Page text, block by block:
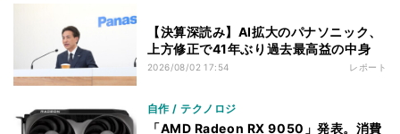
【決算深読み】AI拡大のパナソニック、
上方修正で41年ぶり過去最高益の中身
2026/08/02 17:54 レポート
自作 / テクノロジ
「AMD Radeon RX 9050」発表。消費